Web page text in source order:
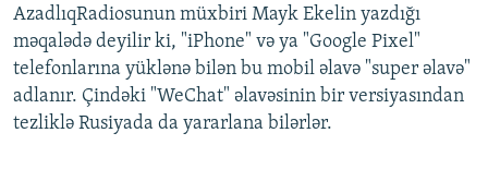
AzadlıqRadiosunun müxbiri Mayk Ekelin yazdığı
məqalədə deyilir ki, "iPhone" və ya "Google Pixel"
telefonlarına yüklənə bilən bu mobil əlavə "super əlavə"
adlanır. Çindəki "WeChat" əlavəsinin bir versiyasından
tezliklə Rusiyada da yararlana bilərlər.